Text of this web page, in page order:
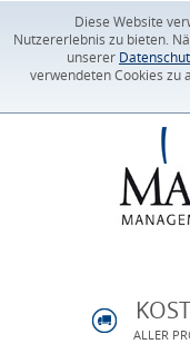
Diese Website
Nutzererlebnis zu bieten.
unserer
verwendeten Cookies zu
ALLER